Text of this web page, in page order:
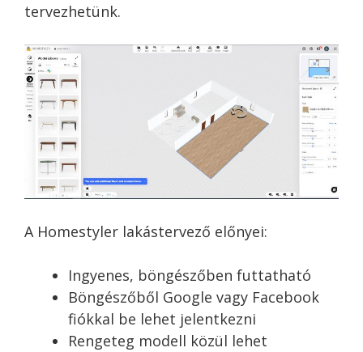
tervezhetünk.
A Homestyler lakástervező előnyei:
Ingyenes, böngészőben futtatható
Böngészőből Google vagy Facebook
fiókkal be lehet jelentkezni
Rengeteg modell közül lehet